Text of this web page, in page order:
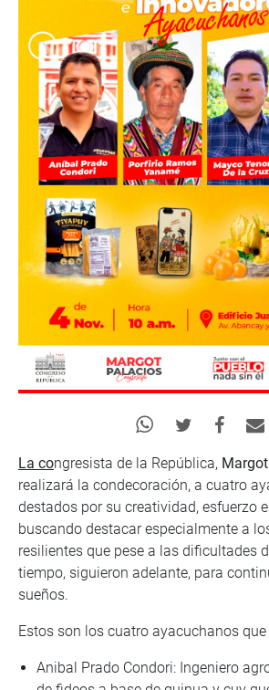
La congresista de la República,
realizará la condecoración, a cuatro
destados por su creatividad, esfuerzo
buscando destacar especialmente a
resilientes que pese a las dificultades
tiempo, siguieron adelante, para
sueños.
Estos son los cuatro ayacuchanos
Anibal Prado Condori: Ingeniero